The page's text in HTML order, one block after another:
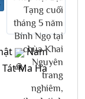
Nam
Ma Ha